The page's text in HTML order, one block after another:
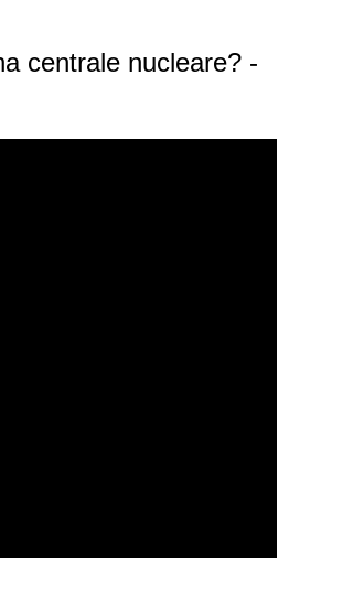
centrale nucleare? -